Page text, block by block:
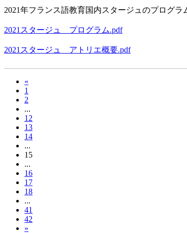
2021年フランス語教育国内スタージュのプログ
2021スタージュ＿プログラム.pdf
2021スタージュ＿アトリエ概要.pdf
«
1
2
...
12
13
14
...
15
...
16
17
18
...
41
42
»